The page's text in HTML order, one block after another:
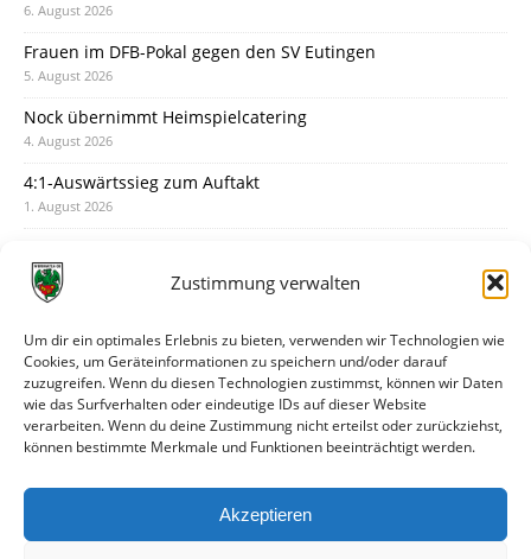
Zustimmung verwalten
Um dir ein optimales Erlebnis zu bieten, verwenden wir Technologien wie
Cookies, um Geräteinformationen zu speichern und/oder darauf
zuzugreifen. Wenn du diesen Technologien zustimmst, können wir Daten
wie das Surfverhalten oder eindeutige IDs auf dieser Website
verarbeiten. Wenn du deine Zustimmung nicht erteilst oder zurückziehst,
können bestimmte Merkmale und Funktionen beeinträchtigt werden.
Akzeptieren
6. August 2026
Frauen im DFB-Pokal gegen den SV Eutingen
5. August 2026
Nock übernimmt Heimspielcatering
4. August 2026
4:1-Auswärtssieg zum Auftakt
1. August 2026
31. Juli 2026
30. Juli 2026
Deine Spielminute: 89+1
28. Juli 2026
Neuer Rückensponsor
Neue Podcast-Folge: So tickt Björn!
27. Juli 2026